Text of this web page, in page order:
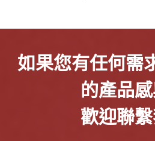
如果您有任何需
的產品
歡迎聯